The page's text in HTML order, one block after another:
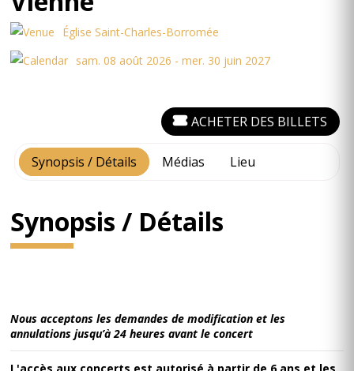
Église Saint-Charles-Borromée
sam. 08 août 2026 - mer. 30 juin 2027
Synopsis / Détails Médias Lieu
ACHETER DES BILLETS
Synopsis / Détails
Nous acceptons les demandes de modification et les
annulations jusqu’à 24 heures avant le concert